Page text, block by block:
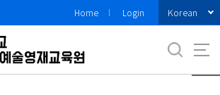
Home Login Korean